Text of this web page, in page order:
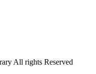
All rights Reserved